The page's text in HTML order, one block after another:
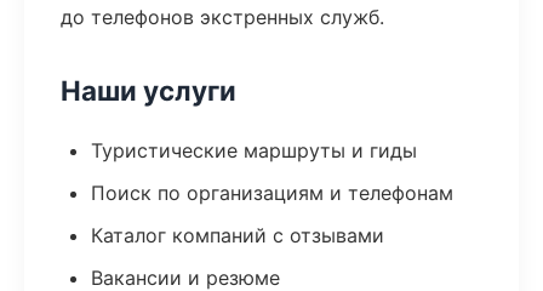
до телефонов экстренных служб.
Наши услуги
Туристические маршруты и гиды
Поиск по организациям и телефонам
Каталог компаний с отзывами
Вакансии и резюме